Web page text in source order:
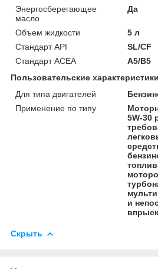
Энергосберегающее
масло
Да
Объем жидкости
5 л
Стандарт API
SL/CF
Стандарт ACEA
A5/B5
Пользовательские характеристики
Для типа двигателей
Применение по типу
5W-30
и
Скрыть